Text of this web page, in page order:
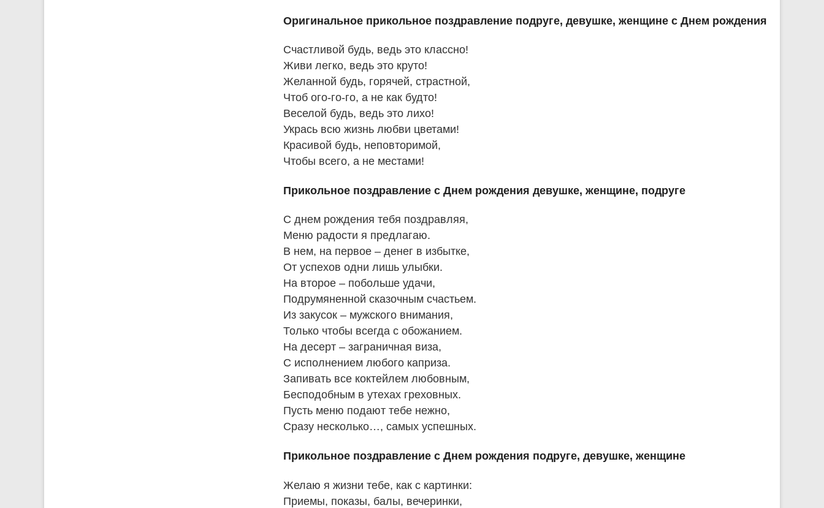
Оригинальное прикольное поздравление подруге, девушке, женщине с Днем рождения
Счастливой будь, ведь это классно!
Живи легко, ведь это круто!
Желанной будь, горячей, страстной,
Чтоб ого-го-го, а не как будто!
Веселой будь, ведь это лихо!
Укрась всю жизнь любви цветами!
Красивой будь, неповторимой,
Чтобы всего, а не местами!
Прикольное поздравление с Днем рождения девушке, женщине, подруге
С днем рождения тебя поздравляя,
Меню радости я предлагаю.
В нем, на первое – денег в избытке,
От успехов одни лишь улыбки.
На второе – побольше удачи,
Подрумяненной сказочным счастьем.
Из закусок – мужского внимания,
Только чтобы всегда с обожанием.
На десерт – заграничная виза,
С исполнением любого каприза.
Запивать все коктейлем любовным,
Бесподобным в утехах греховных.
Пусть меню подают тебе нежно,
Сразу несколько…, самых успешных.
Прикольное поздравление с Днем рождения подруге, девушке, женщине
Желаю я жизни тебе, как с картинки:
Приемы, показы, балы, вечеринки,